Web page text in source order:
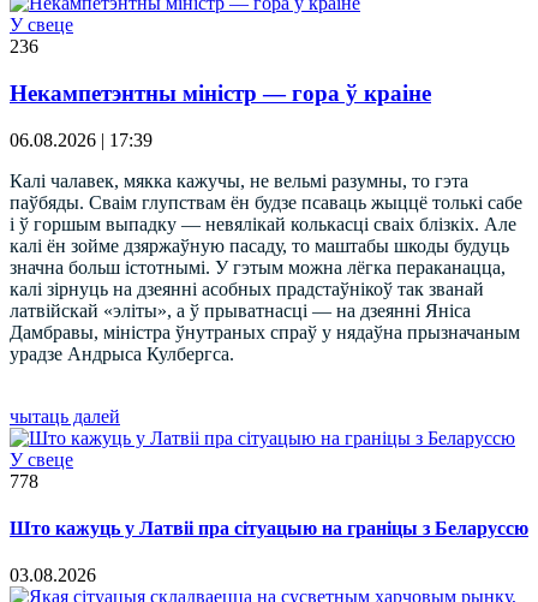
У свеце
236
Некампетэнтны міністр — гора ў краіне
06.08.2026 | 17:39
Калі чалавек, мякка кажучы, не вельмі разумны, то гэта
паўбяды. Сваім глупствам ён будзе псаваць жыццё толькі сабе
і ў горшым выпадку — невялікай колькасці сваіх блізкіх. Але
калі ён зойме дзяржаўную пасаду, то маштабы шкоды будуць
значна больш істотнымі. У гэтым можна лёгка пераканацца,
калі зірнуць на дзеянні асобных прадстаўнікоў так званай
латвійскай «эліты», а ў прыватнасці — на дзеянні Яніса
Дамбравы, міністра ўнутраных спраў у нядаўна прызначаным
урадзе Андрыса Кулбергса.
чытаць далей
У свеце
778
Што кажуць у Латвіі пра сітуацыю на граніцы з Беларуссю
03.08.2026